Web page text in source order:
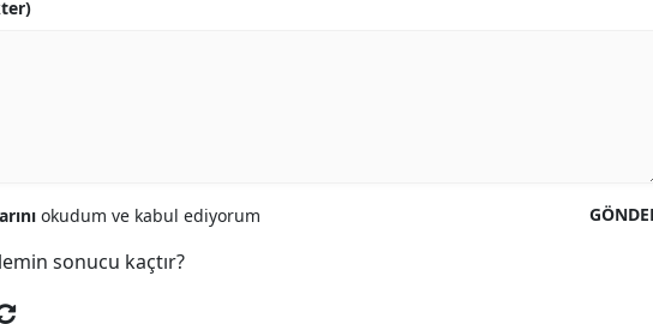
okudum ve kabul ediyorum
sonucu kaçtır?